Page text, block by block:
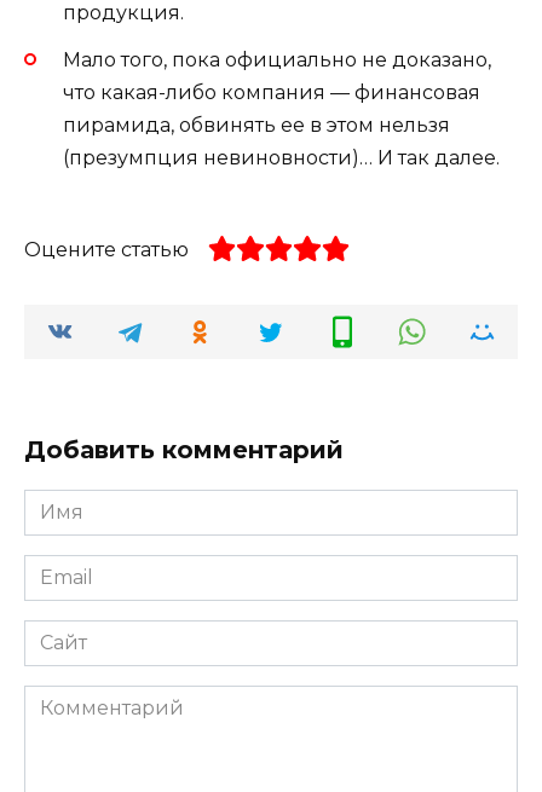
продукция.
Мало того, пока официально не доказано,
что какая-либо компания — финансовая
пирамида, обвинять ее в этом нельзя
(презумпция невиновности)… И так далее.
Оцените статью
Добавить комментарий
Имя
*
Email
*
Сайт
Комментарий